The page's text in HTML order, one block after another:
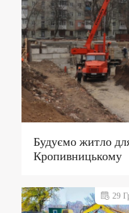
Будуємо житло
Кропивницькому
29